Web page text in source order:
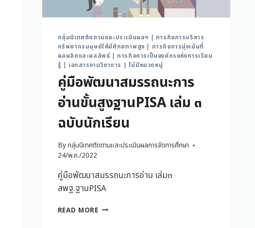
กลุ่มนิเทศติดตามและประเมินผลฯ | ภารกิจการบริหาร
ทรัพยากรมนุษย์ให้มีศักยภาพสูง | ภารกิจการมุ่งเน้นที่
ผลผลิตและผลลัพธ์ |ภารกิจการเป็นองค์กรแห่งการเรียน
รู้ | เอกสารงานวิชาการ | ไม่มีหมวดหมู่
คู่มือพัฒนาสมรรถนะการ
อ่านขั้นสูงฐานPISA เล่ม ๓
ฉบับนักเรียน
Byกลุ่มนิเทศติดตามและประเมินผลการจัดการศึกษา
24/พ.ค./2022
คู่มือพัฒนาสมรรถนะการอ่าน เล่ม๓
สพฐ.ฐานPISA
READ MORE